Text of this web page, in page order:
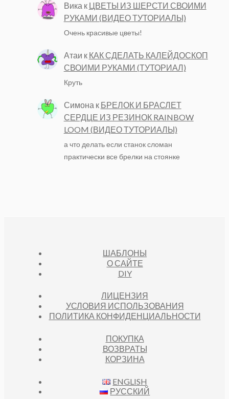
Вика к ЦВЕТЫ ИЗ ШЕРСТИ СВОИМИ
РУКАМИ (ВИДЕО ТУТОРИАЛЫ)
Очень красивые цветы!
Атаи к КАК СДЕЛАТЬ КАЛЕЙДОСКОП
СВОИМИ РУКАМИ (ТУТОРИАЛ)
Круть
Симона к БРЕЛОК И БРАСЛЕТ
СЕРДЦЕ ИЗ РЕЗИНОК RAINBOW
LOOM (ВИДЕО ТУТОРИАЛЫ)
а что делать если станок сломан
практически все брелки на стоянке
ШАБЛОНЫ
О САЙТЕ
DIY
ЛИЦЕНЗИЯ
УСЛОВИЯ ИСПОЛЬЗОВАНИЯ
ПОЛИТИКА КОНФИДЕНЦИАЛЬНОСТИ
ПОКУПКА
ВОЗВРАТЫ
КОРЗИНА
ENGLISH
РУССКИЙ